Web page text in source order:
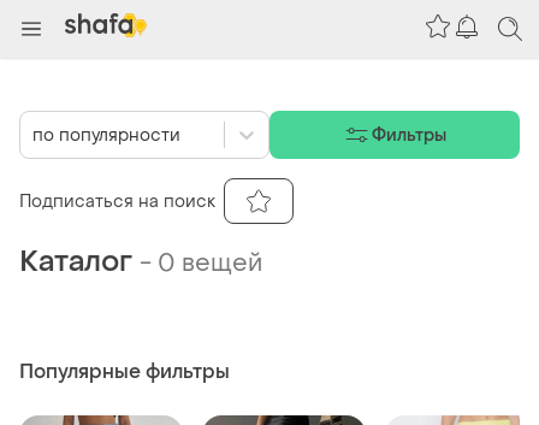
Каталог - 0 вещей
Популярные фильтры
по популярности Фильтры
Подписаться на поиск